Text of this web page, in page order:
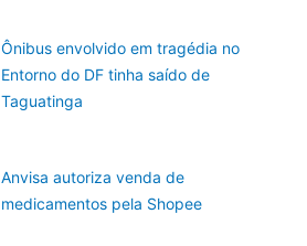
Ônibus envolvido em tragédia no
Entorno do DF tinha saído de
Taguatinga
Anvisa autoriza venda de
medicamentos pela Shopee